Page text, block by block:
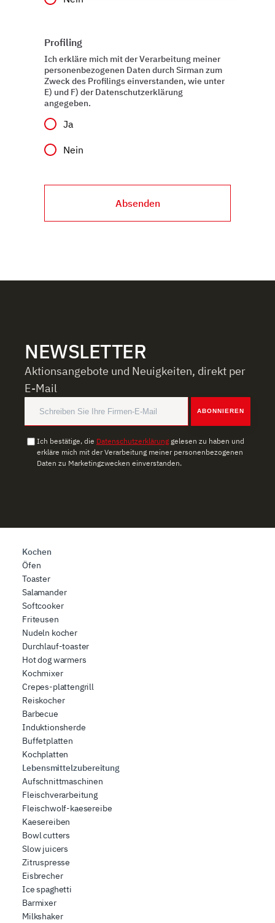
personalisieren, Funktionen für soziale Medien anbieten
Verwendung unserer Website an unsere Partner für
soziale Medien, Werbung und Analysen weiter. Unsere
Partner führen diese Informationen möglicherweise mit
weiteren Daten zusammen, die Sie ihnen bereitgestellt
haben oder die sie im Rahmen Ihrer Nutzung der Dienste
gesammelt haben.
Profiling
Ich erkläre mich mit der Verarbeitung meiner
personenbezogenen Daten durch Sirman zum
Zweck des Profilings einverstanden, wie unter
E) und F) der Datenschutzerklärung
angegeben.
Ja
Nein
Absenden
NEWSLETTER
Aktionsangebote und Neuigkeiten, direkt per
E-Mail
ABONNIEREN
Ich bestätige, die Datenschutzerklärung gelesen zu haben und
erkläre mich mit der Verarbeitung meiner personenbezogenen
Daten zu Marketingzwecken einverstanden.
Kochen
Öfen
Toaster
Salamander
Softcooker
Friteusen
Nudeln kocher
Durchlauf-toaster
Hot dog warmers
Kochmixer
Crepes-plattengrill
Reiskocher
Barbecue
Induktionsherde
Buffetplatten
Kochplatten
Lebensmittelzubereitung
Aufschnittmaschinen
Fleischverarbeitung
Fleischwolf-kaesereibe
Kaesereiben
Bowl cutters
Slow juicers
Zitruspresse
Eisbrecher
Ice spaghetti
Barmixer
Milkshaker